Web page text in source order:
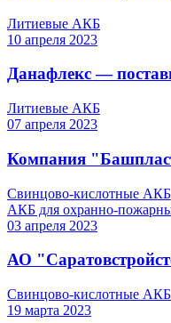
Литиевые АКБ
10 апреля 2023
Данафлекс —
Литиевые АКБ
07 апреля 2023
Компания
Свинцово-кислотные АКБ
АКБ для охранно-
03 апреля 2023
АО
Свинцово-кислотные АКБ
19 марта 2023